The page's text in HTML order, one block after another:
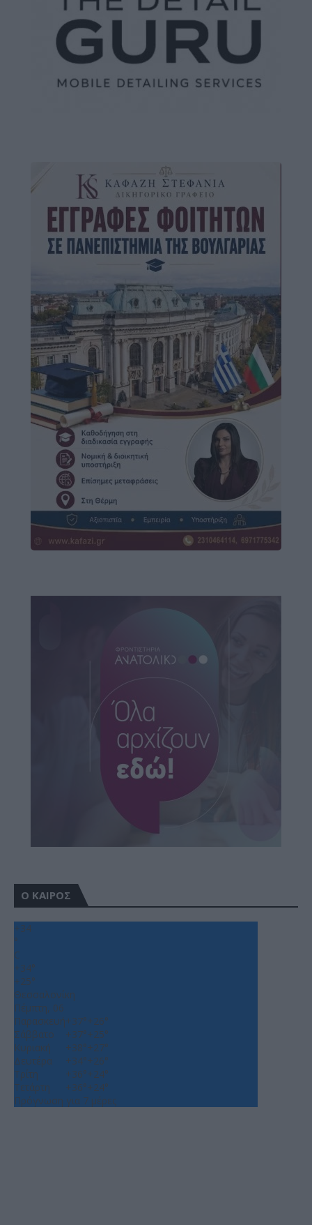
Ο ΚΑΙΡΟΣ
+34
°
C
+34°
+25°
Θεσσαλονίκη
Πέμπτη, 06
Παρασκευή+37°+26°
Σάββατο
+37°+25°
Κυριακή
+38°+27°
Δευτέρα
+34°+26°
Τρίτη
+36°+24°
Τετάρτη
+36°+24°
Πρόγνωση για 7 μέρες